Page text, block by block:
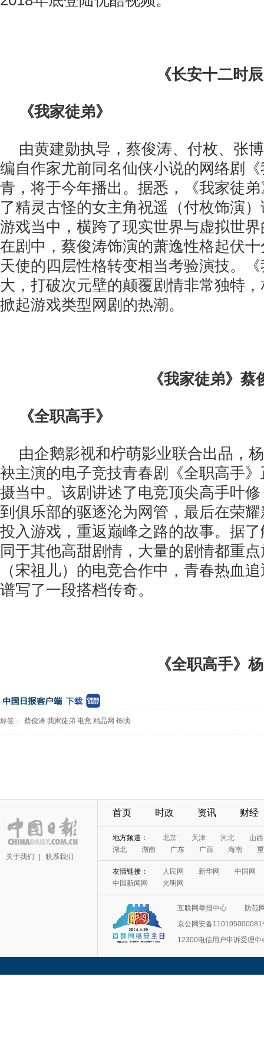
《长安十二时
《我家徒弟》
由黄建勋执导，蔡俊涛、付枚、张
编自作家尤前同名仙侠小说的网络剧
青，将于今年播出。据悉，《我家徒
了精灵古怪的女主角祝遥（付枚饰演
游戏当中，横跨了现实世界与虚拟世
在剧中，蔡俊涛饰演的萧逸性格起伏
天使的四层性格转变相当考验演技。
大，打破次元壁的颠覆剧情非常独特
掀起游戏类型网剧的热潮。
《我家徒弟》蔡
《全职高手》
由企鹅影视和柠萌影业联合出品，
袂主演的电子竞技青春剧《全职高手
摄当中。该剧讲述了电竞顶尖高手叶
到俱乐部的驱逐沦为网管，最后在荣
投入游戏，重返巅峰之路的故事。据
同于其他高甜剧情，大量的剧情都重
（宋祖儿）的电竞合作中，青春热血
谱写了一段搭档传奇。
《全职高手》
标签： 蔡俊涛 我家徒弟 电竞 精品网 饰演
关于我们 联系我们
首页 时政 资讯 财经
地方频道： 北京 天津 河北
山西
湖北
湖南 广东 广西 海南
友情链接： 人民网 新华网
中国网
中国新闻网
光明网
互联网举报中心
防范
京公网安备110105000081
12300电信用户申诉受理中